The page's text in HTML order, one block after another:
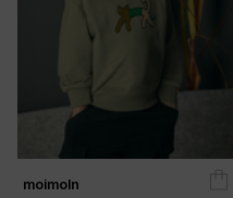
moimoln